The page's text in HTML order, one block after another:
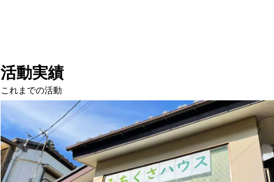
活動実績
これまでの活動